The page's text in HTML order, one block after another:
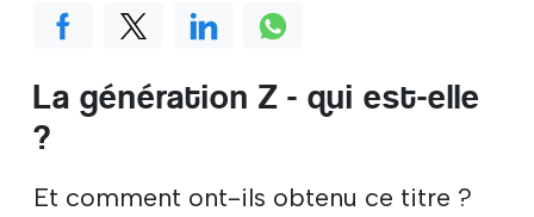
La génération Z - qui est-elle
?
Et comment ont-ils obtenu ce titre ?